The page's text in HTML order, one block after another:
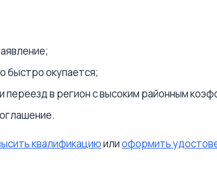
быстро окупается;
в регион с высоким районным
квалификациюилиоформить